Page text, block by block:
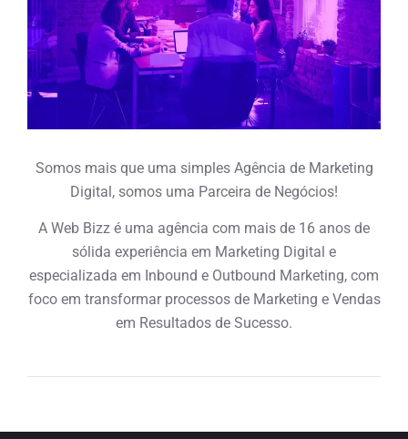
Somos mais que uma simples Agência de Marketing
Digital, somos uma Parceira de Negócios!
A Web Bizz é uma agência com mais de 16 anos de
sólida experiência em Marketing Digital e
especializada em Inbound e Outbound Marketing, com
foco em transformar processos de Marketing e Vendas
em Resultados de Sucesso.